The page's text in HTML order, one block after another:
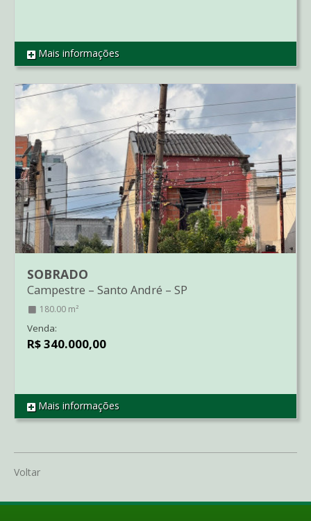
REF AP3239
Mais informações
REF SO3281
SOBRADO
Campestre – Santo André – SP
180.00 m²
Venda:
R$ 340.000,00
Mais informações
Voltar